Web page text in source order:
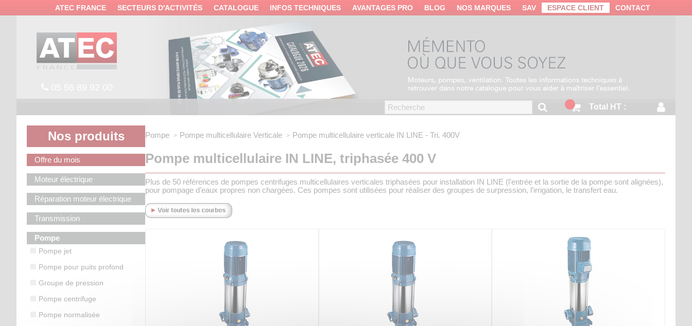
ATEC FRANCE SECTEURS D'ACTIVITÉS CATALOGUE INFOS TECHNIQUES AVANTAGES PRO BLOG NOS MARQUES SAV ESPACE CLIENT CONTACT
Total HT :
Nos produits
Offre du mois
Moteur électrique
Réparation moteur électrique
Transmission
Pompe
Pompe jet
Pompe pour puits profond
Groupe de pression
Pompe centrifuge
Pompe normalisée
Pompe Pompe multicellulaire Verticale Pompe multicellulaire verticale IN LINE - Tri. 400V
Pompe multicellulaire IN LINE, triphasée 400 V
Plus de 50 références de pompes centrifuges multicellulaires verticales triphasées pour installation IN LINE (l'entrée et la sortie de la pompe sont alignées),
pour pompage d’eaux propres non chargées. Ces pompes sont utilisées pour réaliser des groupes de surpression, l'irrigation, le transfert eau.
Panneau de gestion des cookies